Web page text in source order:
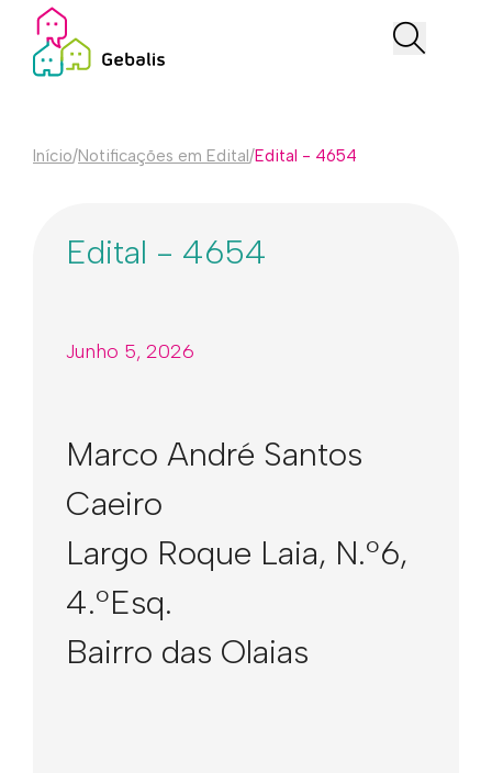
Início/Notificações em Edital/Edital - 4654
Edital - 4654
Junho 5, 2026
Marco André Santos
Caeiro
Largo Roque Laia, N.º6,
4.ºEsq.
Bairro das Olaias